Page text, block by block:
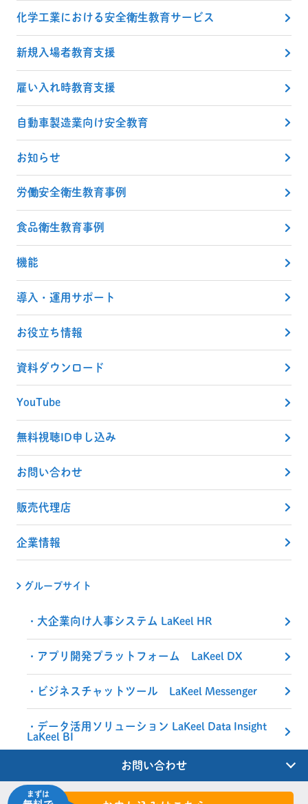
化学工業における安全衛生教育サービス
新規入場者教育支援
雇い入れ時教育支援
自動車製造業向け安全教育
お知らせ
労働安全衛生教育事例
食品衛生教育事例
機能
導入・運用サポート
お役立ち情報
資料ダウンロード
YouTube
無料視聴ID申し込み
お問い合わせ
販売代理店
企業情報
グループサイト
大企業向け人事システム LaKeel HR
アプリ開発プラットフォーム LaKeel DX
ビジネスチャットツール LaKeel Messenger
データ活用ソリューション LaKeel Data Insight
LaKeel BI
お問い合わせ
まずは